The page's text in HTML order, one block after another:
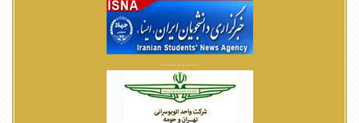
................